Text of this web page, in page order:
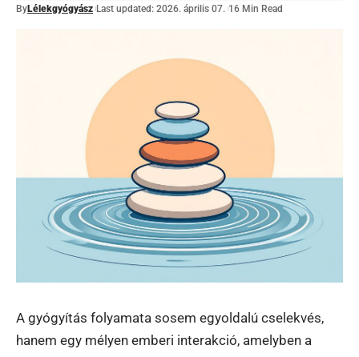
ByLélekgyógyász Last updated: 2026. április 07. 16 Min Read
A gyógyítás folyamata sosem egyoldalú cselekvés,
hanem egy mélyen emberi interakció, amelyben a